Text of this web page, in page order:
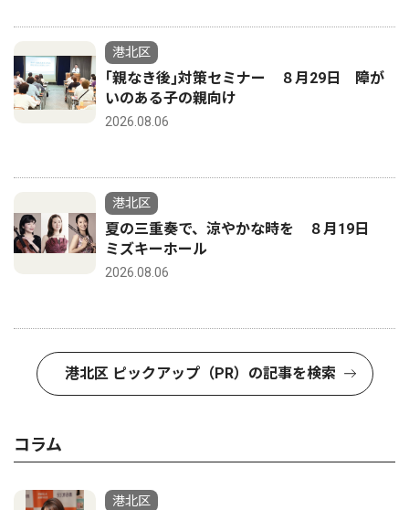
港北区
｢親なき後｣対策セミナー ８月29日 障が
いのある子の親向け
2026.08.06
港北区
夏の三重奏で、涼やかな時を ８月19日
ミズキーホール
2026.08.06
港北区 ピックアップ（PR）の記事を検索
コラム
港北区